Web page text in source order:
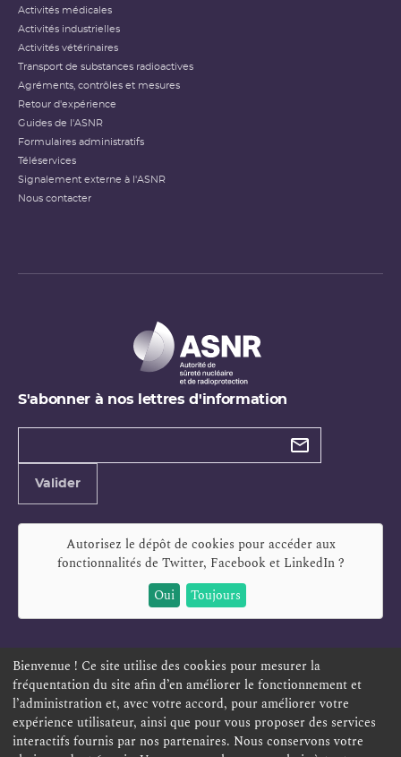
Activités médicales
Activités industrielles
Activités vétérinaires
Transport de substances radioactives
Agréments, contrôles et mesures
Retour d'expérience
Guides de l'ASNR
Formulaires administratifs
Téléservices
Signalement externe à l'ASNR
Nous contacter
S'abonner à nos lettres d'information
Types de
Valider
Autorisez le dépôt de cookies pour accéder aux
fonctionnalités de Twitter, Facebook et LinkedIn?
Oui
Toujours
ESPACE PERSONNEL OFFRES D'EMPLOI SIGNALEMENT
TÉLÉSERVICES PLAN DU SITE
ACCESSIBILITÉ POLITIQUE DE CONFIDENTIALITÉ
Bienvenue ! Ce site utilise des cookies pour mesurer la
fréquentation du site afin d’en améliorer le fonctionnement et
l’administration et, avec votre accord, pour améliorer votre
expérience utilisateur, ainsi que pour vous proposer des services
interactifs fournis par nos partenaires. Nous conservons votre